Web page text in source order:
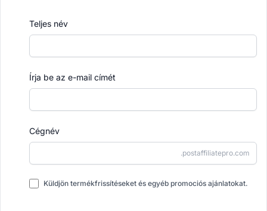
Teljes név
Írja be az e-mail címét
Cégnév
.postaffiliatepro.com
Küldjön termékfrissítéseket és egyéb promociós ajánlatokat.